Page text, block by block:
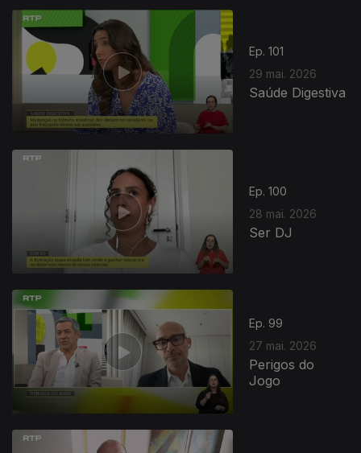
Ep. 101
29 mai. 2026
Saúde Digestiva
Ep. 100
28 mai. 2026
Ser DJ
Ep. 99
27 mai. 2026
Perigos do
Jogo
931671